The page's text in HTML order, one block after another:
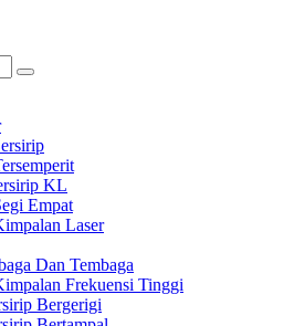
KL
Empat
Laser
Dan Tembaga
Frekuensi Tinggi
Bergerigi